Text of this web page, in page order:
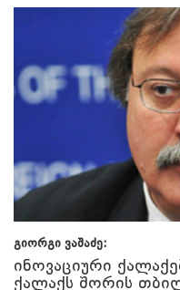
გიორგი ვაშაძე:
ინოვაციური
ქალაქს შორის